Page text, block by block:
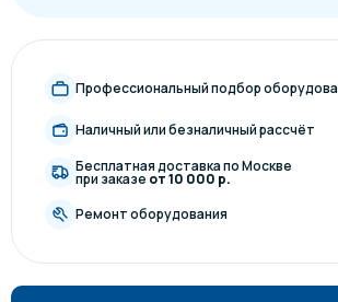
Профессиональный подбор
Наличный или безналичный рассчёт
Бесплатная доставка по Москве
при заказе от 10 000 р.
Ремонт оборудования